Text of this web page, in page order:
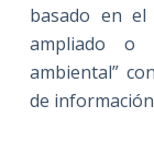
basado en el
ampliado o
ambiental”
de